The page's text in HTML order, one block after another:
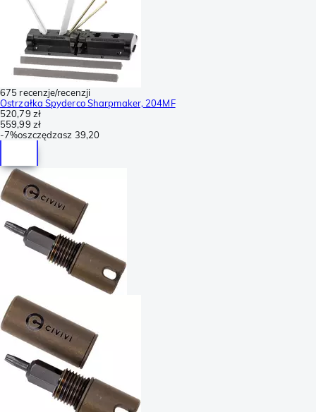
675 recenzje/recenzji
Ostrzałka Spyderco Sharpmaker, 204MF
520,79 zł
559,99 zł
-7%oszczędzasz 39,20